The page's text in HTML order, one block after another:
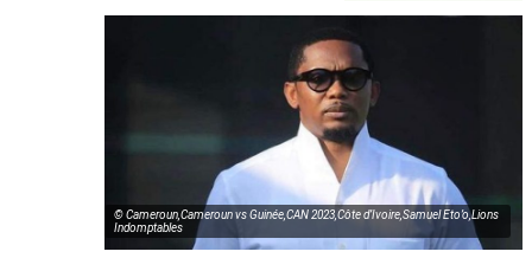
© Cameroun,Cameroun vs Guinée,CAN 2023,Côte d’Ivoire,Samuel Eto’o,Lions
Indomptables